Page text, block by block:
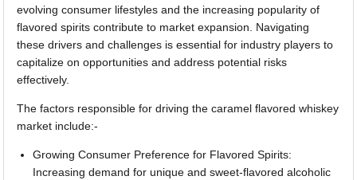
evolving consumer lifestyles and the increasing popularity of
flavored spirits contribute to market expansion. Navigating
these drivers and challenges is essential for industry players to
capitalize on opportunities and address potential risks
effectively.
The factors responsible for driving the caramel flavored whiskey
market include:-
Growing Consumer Preference for Flavored Spirits:
Increasing demand for unique and sweet-flavored alcoholic